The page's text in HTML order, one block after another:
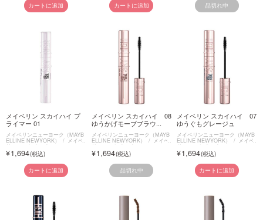
カートに追加 カートに追加 品切れ中
メイベリン スカイハイ プ
ライマー 01
メイベリンニューヨーク（MAYB
ELLINE NEWYORK） メイベ
リン スカイハイ
1,694
カートに追加
メイベリン スカイハイ 08
ゆうかげモーブブラウ...
メイベリンニューヨーク（MAYB
ELLINE NEWYORK） メイベ
リン スカイハイ
1,694
品切れ中
メイベリン スカイハイ 07
ゆうぐもグレージュ
メイベリンニューヨーク（MAYB
ELLINE NEWYORK） メイベ
リン スカイハイ
1,694
カートに追加